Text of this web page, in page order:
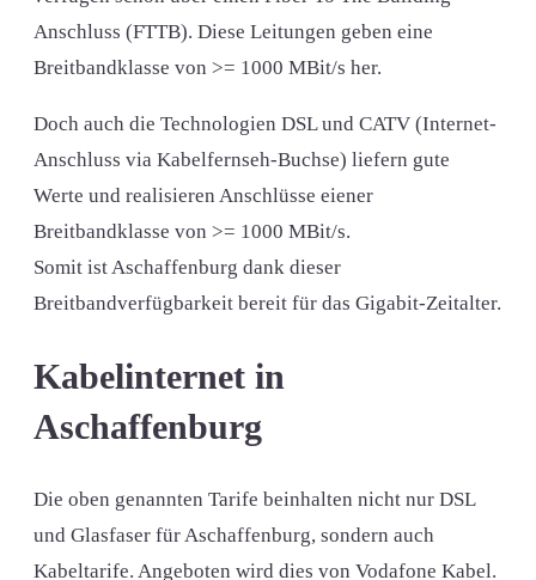
Anschluss (FTTB). Diese Leitungen geben eine
Breitbandklasse von >= 1000 MBit/s her.
Doch auch die Technologien DSL und CATV (Internet-
Anschluss via Kabelfernseh-Buchse) liefern gute
Werte und realisieren Anschlüsse eiener
Breitbandklasse von >= 1000 MBit/s.
Somit ist Aschaffenburg dank dieser
Breitbandverfügbarkeit bereit für das Gigabit-Zeitalter.
Kabelinternet in
Aschaffenburg
Die oben genannten Tarife beinhalten nicht nur DSL
und Glasfaser für Aschaffenburg, sondern auch
Kabeltarife. Angeboten wird dies von Vodafone Kabel.